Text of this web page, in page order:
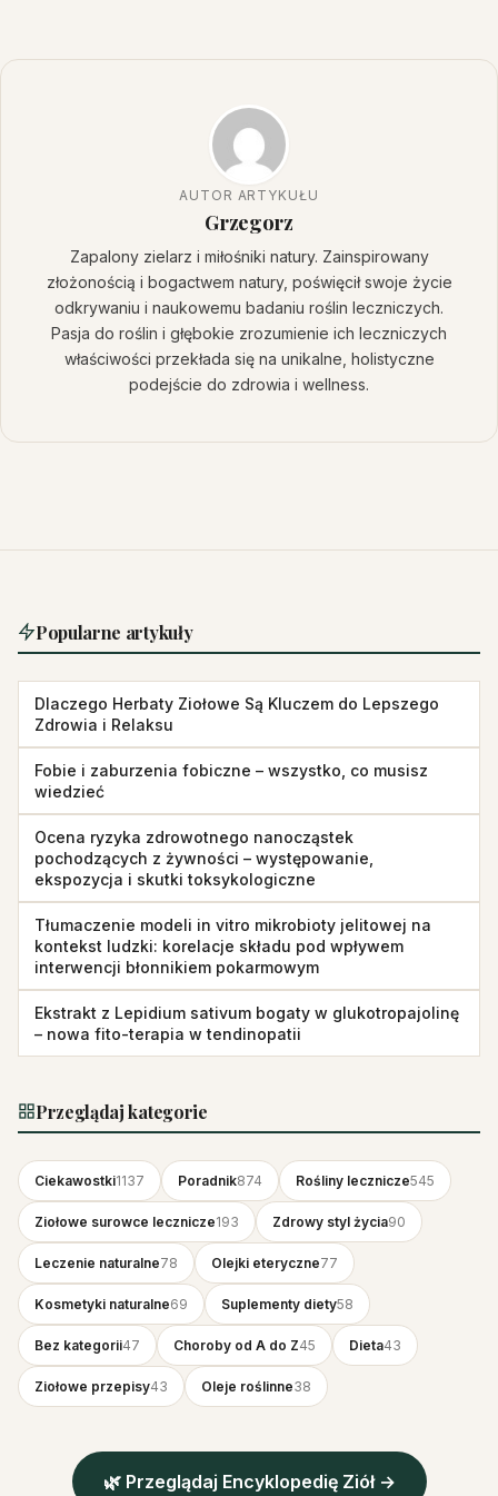
AUTOR ARTYKUŁU
Grzegorz
Zapalony zielarz i miłośniki natury. Zainspirowany
złożonością i bogactwem natury, poświęcił swoje życie
odkrywaniu i naukowemu badaniu roślin leczniczych.
Pasja do roślin i głębokie zrozumienie ich leczniczych
właściwości przekłada się na unikalne, holistyczne
podejście do zdrowia i wellness.
Popularne artykuły
Dlaczego Herbaty Ziołowe Są Kluczem do Lepszego
Zdrowia i Relaksu
Fobie i zaburzenia fobiczne – wszystko, co musisz
wiedzieć
Ocena ryzyka zdrowotnego nanocząstek
pochodzących z żywności – występowanie,
ekspozycja i skutki toksykologiczne
Tłumaczenie modeli in vitro mikrobioty jelitowej na
kontekst ludzki: korelacje składu pod wpływem
interwencji błonnikiem pokarmowym
Ekstrakt z Lepidium sativum bogaty w glukotropajolinę
– nowa fito-terapia w tendinopatii
Przeglądaj kategorie
Ciekawostki1137 Poradnik874 Rośliny lecznicze545
Ziołowe surowce lecznicze193 Zdrowy styl życia90
Leczenie naturalne78 Olejki eteryczne77
Kosmetyki naturalne69 Suplementy diety58
Bez kategorii47 Choroby od A do Z45 Dieta43
Ziołowe przepisy43 Oleje roślinne38
🌿 Przeglądaj Encyklopedię Ziół →